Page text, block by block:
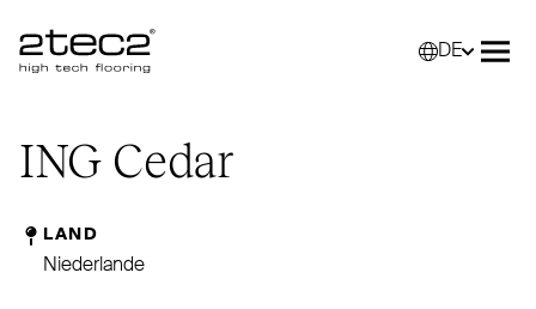
Primary
DE
INGCedar
LAND
Niederlande